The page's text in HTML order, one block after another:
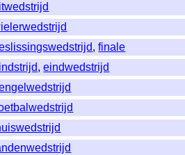
,finale
,eindwedstrijd